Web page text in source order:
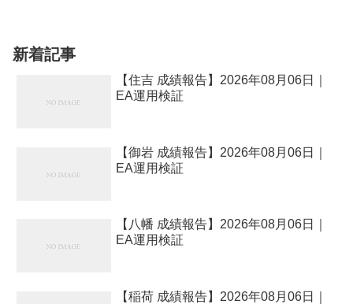
新着記事
【住吉 成績報告】2026年08月06日｜
EA運用検証
【御岩 成績報告】2026年08月06日｜
EA運用検証
【八幡 成績報告】2026年08月06日｜
EA運用検証
【稲荷 成績報告】2026年08月06日｜